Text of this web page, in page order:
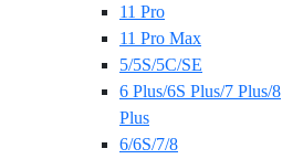
11 Pro
11 Pro Max
5/5S/5C/SE
6 Plus/6S Plus/7 Plus/8
Plus
6/6S/7/8